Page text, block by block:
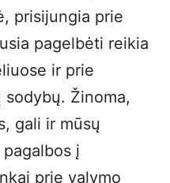
prisijungia prie
pagelbėti reikia
ir prie
Žinoma,
gali ir mūsų
į
prie valymo